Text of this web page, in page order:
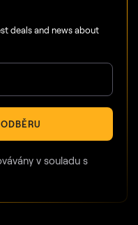
deals and news about
v souladu s